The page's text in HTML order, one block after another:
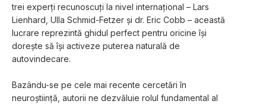
trei experți recunoscuți la nivel internațional – Lars
Lienhard, Ulla Schmid-Fetzer și dr. Eric Cobb – această
lucrare reprezintă ghidul perfect pentru oricine își
dorește să își activeze puterea naturală de
autovindecare.
Bazându-se pe cele mai recente cercetări în
neuroștiință, autorii ne dezvăluie rolul fundamental al